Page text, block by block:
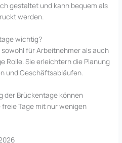
gestaltet und kann bequem als
werden.
wichtig?
für Arbeitnehmer als auch
Rolle. Sie erleichtern die Planung
und Geschäftsabläufen.
der Brückentage können
Tage mit nur wenigen